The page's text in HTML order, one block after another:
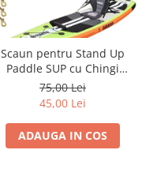
Scaun pentru Stand Up
Paddle SUP cu Chingi
Reglabile - Second Hand
Verificat
75,00 Lei
45,00 Lei
ADAUGA IN COS